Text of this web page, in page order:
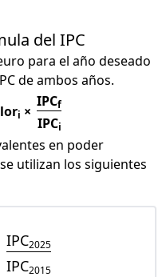
del IPC
para el año deseado
de ambos años.
i ×
IPCf
IPCi
en poder
utilizan los siguientes
IPC2025
IPC2015